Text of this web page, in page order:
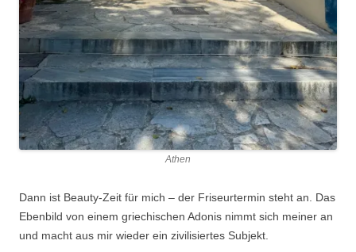
Athen
Dann ist Beauty-Zeit für mich – der Friseurtermin steht an. Das
Ebenbild von einem griechischen Adonis nimmt sich meiner an
und macht aus mir wieder ein zivilisiertes Subjekt.